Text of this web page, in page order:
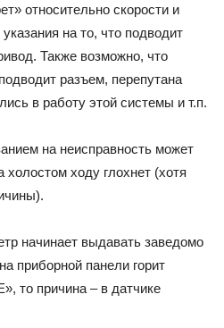
относительно скорости и
на то, что подводит
Также возможно, что
разъем, перепутана
в работу этой системы и т.п.
на неисправность может
ходу глохнет (хотя
начинает выдавать заведомо
приборной панели горит
то причина – в датчике